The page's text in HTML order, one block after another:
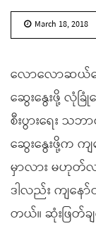
March 18, 2018
လောလောဆယ်တ
ဆွေးနွေးဖို့ လုံခြုံ
စီးပွားရေး သဘ
ဆွေးနွေးဖို့က ကျ
မှာလား မဟုတ်လည်
ဒါလည်း ကျန
တယ်။ ဆုံးဖြတ်ချ